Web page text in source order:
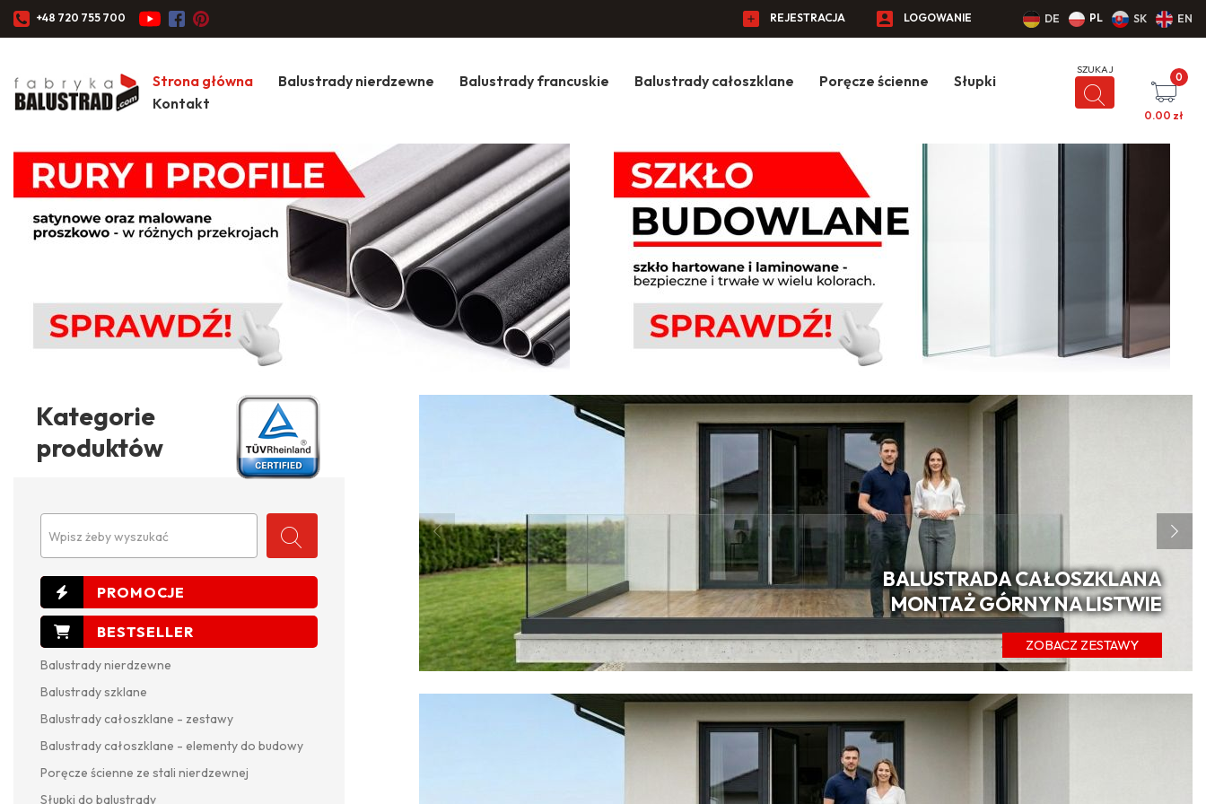
+48 720 755 700 REJESTRACJA LOGOWANIE DE PL SK EN
Strona główna Balustrady nierdzewne Balustrady francuskie Balustrady całoszklane Poręcze ścienne
Słupki
Kontakt
0
0.00 zł
Kategorie
produktów
Wpisz żeby wyszukać
Balustrady nierdzewne
Balustrady szklane
Balustrady całoszklane - zestawy
Balustrady całoszklane - elementy do budowy
Poręcze ścienne ze stali nierdzewnej
Słupki do balustrady
BALUSTRADA CAŁOSZKLANA
MONTAŻ GÓRNY NA LISTWIE
ZOBACZ ZESTAWY